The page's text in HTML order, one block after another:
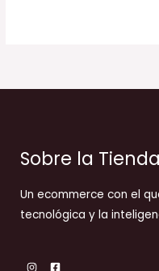
Sobre la Tienda
Un ecommerce con el
tecnológica y la